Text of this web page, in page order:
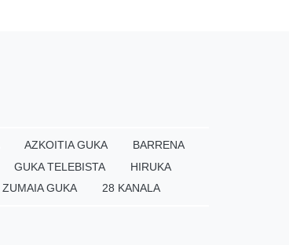
AZKOITIA GUKA
BARRENA
GUKA TELEBISTA
HIRUKA
ZUMAIA GUKA 28 KANALA